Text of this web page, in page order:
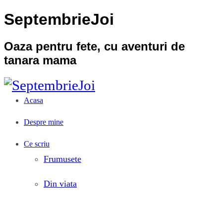
SeptembrieJoi
Oaza pentru fete, cu aventuri de
tanara mama
Acasa
Despre mine
Ce scriu
Frumusete
Din viata